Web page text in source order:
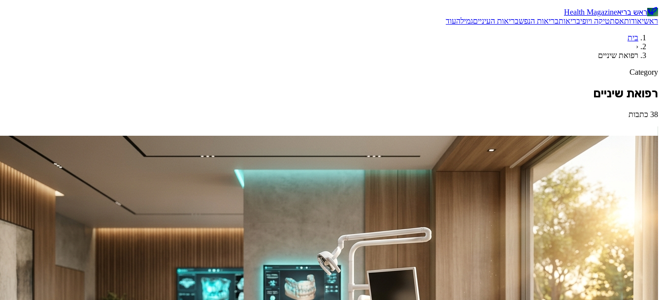
ראש בריאHealth Magazine
ראשיאודותאסתטיקה ויופיבריאותבריאות הנפשבריאות העינייםגמילהעוד
בית
‹
רפואת שיניים
Category
רפואת שיניים
38 כתבות